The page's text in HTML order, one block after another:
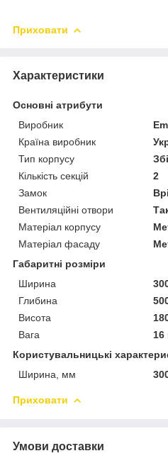
Приховати
Характеристики
Основні атрибути
Виробник
Країна виробник
Тип корпусу
Кількість секцій
2
Замок
Вентиляційні отвори
Матеріал корпусу
Матеріал фасаду
Габаритні розміри
Ширина
Глибина
Висота
Вага
16
Користувальницькі
Ширина, мм
Приховати
Умови доставки